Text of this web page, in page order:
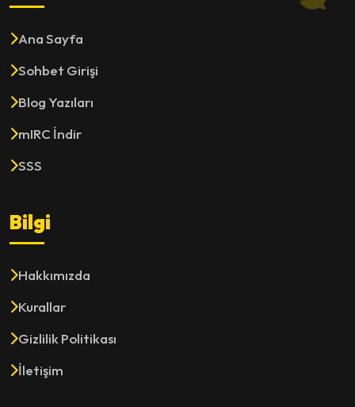
Ana Sayfa
Sohbet Girişi
Blog Yazıları
mIRC İndir
SSS
Bilgi
Hakkımızda
Kurallar
Gizlilik Politikası
İletişim